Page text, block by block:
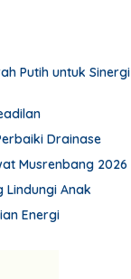
Putih untuk Sinergi
Drainase
Musrenbang 2026
Lindungi Anak
Energi